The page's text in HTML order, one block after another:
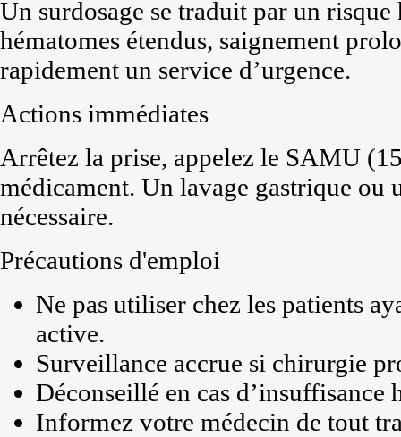
Un surdosage se traduit par un
hématomes étendus, saignement
rapidement un service d’urgence.
Actions immédiates
Arrêtez la prise, appelez le SAMU
médicament. Un lavage gastrique ou
nécessaire.
Précautions d'emploi
Ne pas utiliser chez les patients
active.
Surveillance accrue si chirurgie
Déconseillé en cas d’insuffisance
Informez votre médecin de tout